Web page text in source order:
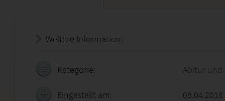
Weitere Information:
Kategorie: Abitur und
Eingestellt am: